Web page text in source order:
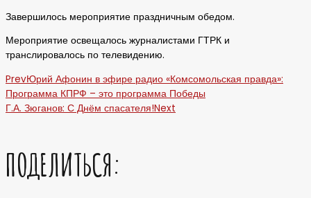
Завершилось мероприятие праздничным обедом.
Мероприятие освещалось журналистами ГТРК и
транслировалось по телевидению.
PrevЮрий Афонин в эфире радио «Комсомольская правда»:
Программа КПРФ – это программа Победы
Г.А. Зюганов: С Днём спасателя!Next
ПОДЕЛИТЬСЯ: